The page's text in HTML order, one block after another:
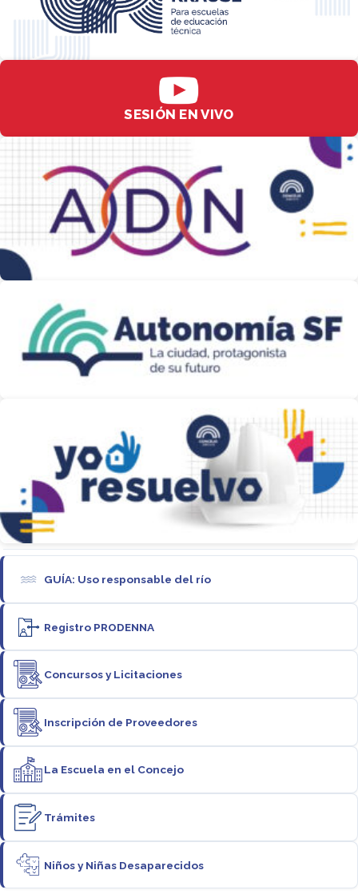
SESIÓN EN VIVO
GUÍA: Uso responsable del río
Registro PRODENNA
Concursos y Licitaciones
Inscripción de Proveedores
La Escuela en el Concejo
Trámites
Niños y Niñas Desaparecidos